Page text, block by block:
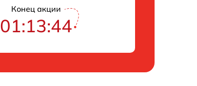
Конец акции
01:13:43